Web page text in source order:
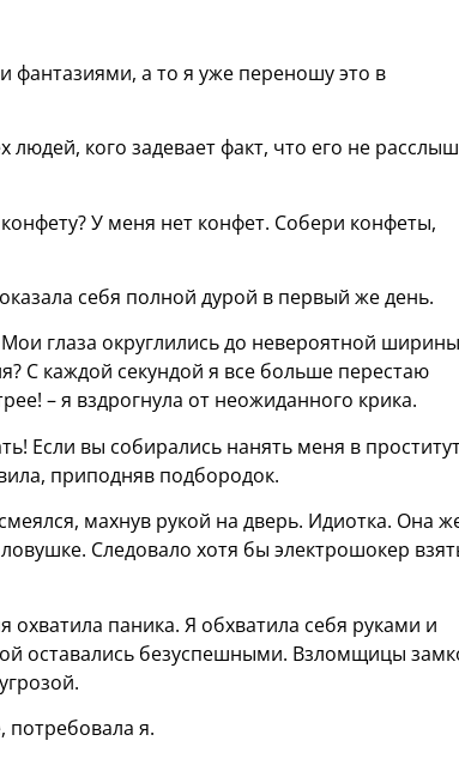
фантазиями, а то я уже переношу это в
людей, кого задевает факт, что его не
У меня нет конфет. Собери конфеты,
себя полной дурой в первый же день.
глаза округлились до невероятной
С каждой секундой я все больше перестаю
– я вздрогнула от неожиданного крика.
Если вы собирались нанять меня в
приподняв подбородок.
махнув рукой на дверь. Идиотка. Она
Следовало хотя бы электрошокер
паника. Я обхватила себя руками и
оставались безуспешными. Взломщицы
потребовала я.